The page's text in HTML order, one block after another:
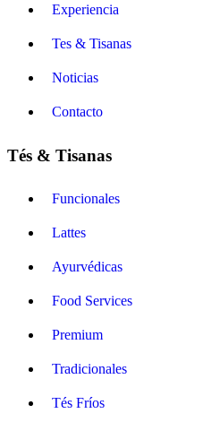
Experiencia
Tes & Tisanas
Noticias
Contacto
Tés & Tisanas
Funcionales
Lattes
Ayurvédicas
Food Services
Premium
Tradicionales
Tés Fríos